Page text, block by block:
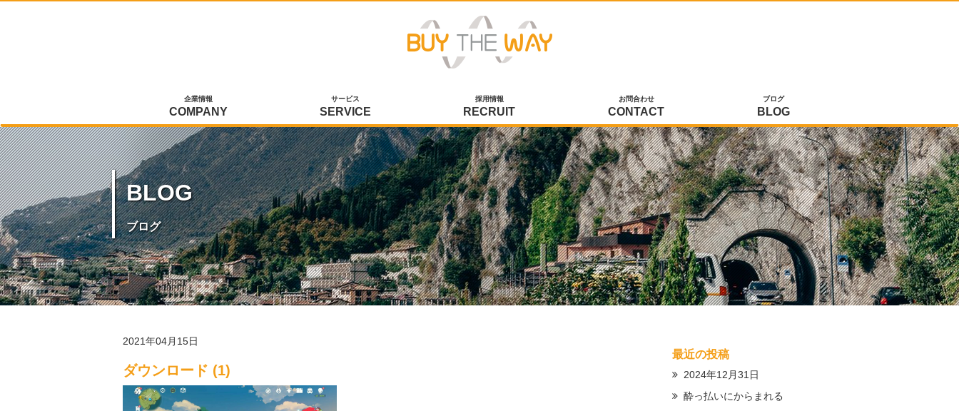
企業情報
COMPANY
サービス
SERVICE
採用情報
RECRUIT
お問合わせ
CONTACT
ブログ
BLOG
BLOG
ブログ
2021年04月15日
ダウンロード (1)
最近の投稿
2024年12月31日
酔っ払いにからまれる